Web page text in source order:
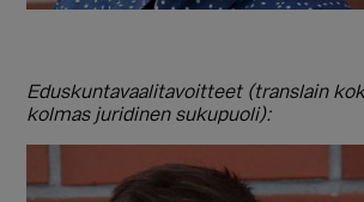
Eduskuntavaalitavoitteet (translain
kolmas juridinen sukupuoli):